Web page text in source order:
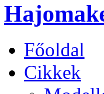
Főoldal
Cikkek